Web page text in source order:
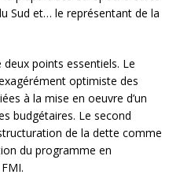
Sud et… le représentant de la
points essentiels. Le
optimiste des
à la mise en oeuvre d’un
budgétaires. Le second
de la dette comme
du programme en